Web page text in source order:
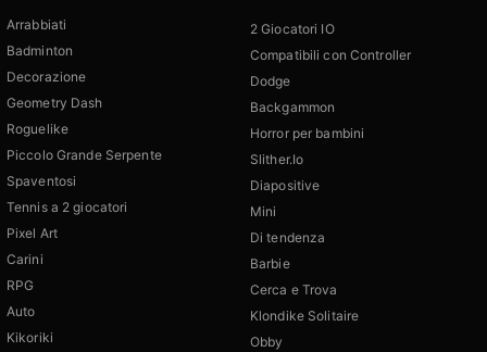
Arrabbiati
Badminton
Decorazione
Geometry Dash
Roguelike
Piccolo Grande Serpente
Spaventosi
Tennis a 2 giocatori
Pixel Art
Carini
RPG
Auto
Kikoriki
2 Giocatori IO
Compatibili con Controller
Dodge
Backgammon
Horror per bambini
Slither.Io
Diapositive
Mini
Di tendenza
Barbie
Cerca e Trova
Klondike Solitaire
Obby